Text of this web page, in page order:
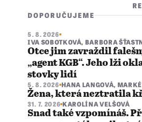
DOPORUČUJEME
5. 8. 2026
IVA SOBOTKOVÁ, BARBORA
Otce jim zavraždil
„agent KGB“. Jeho lži
stovky lidí
5. 8. 2026 HANA LANGOVÁ,
Žena, která neztratila
31. 7. 2026 KAROLÍNA VELŠOVÁ
Snad také vzpomínáš.